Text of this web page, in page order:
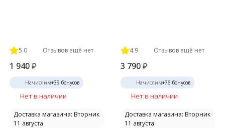
5.0 Отзывов ещё нет
1 940₽
Начислим+39 бонусов
Нет в наличии
Доставка магазина: Вторник
11 августа
4.9 Отзывов ещё нет
3 790₽
Начислим+76 бонусов
Нет в наличии
Доставка магазина: Вторник
11 августа